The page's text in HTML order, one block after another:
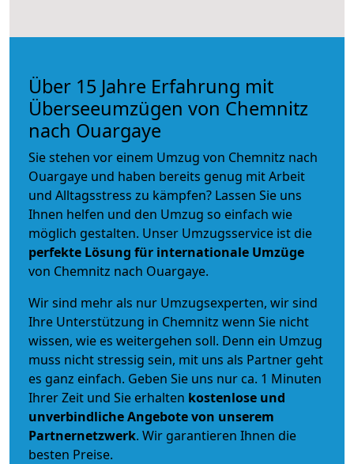
Über 15 Jahre Erfahrung mit
Überseeumzügen von Chemnitz
nach Ouargaye
Sie stehen vor einem Umzug von Chemnitz nach
Ouargaye und haben bereits genug mit Arbeit
und Alltagsstress zu kämpfen? Lassen Sie uns
Ihnen helfen und den Umzug so einfach wie
möglich gestalten. Unser Umzugsservice ist die
perfekte Lösung für internationale Umzüge
von Chemnitz nach Ouargaye.
Wir sind mehr als nur Umzugsexperten, wir sind
Ihre Unterstützung in Chemnitz wenn Sie nicht
wissen, wie es weitergehen soll. Denn ein Umzug
muss nicht stressig sein, mit uns als Partner geht
es ganz einfach. Geben Sie uns nur ca. 1 Minuten
Ihrer Zeit und Sie erhalten kostenlose und
unverbindlicheAngebote von unserem
Partnernetzwerk. Wir garantieren Ihnen die
besten Preise.